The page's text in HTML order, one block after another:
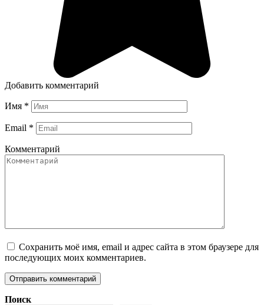
Добавить комментарий
Имя *
Email *
Комментарий
Сохранить моё имя, email и адрес сайта в этом браузере для
последующих моих комментариев.
Поиск